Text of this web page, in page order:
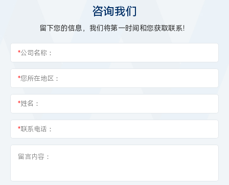
咨询我们
留下您的信息，我们将第一时间和您获取联系！
*公司名称：
*您所在地区：
*姓名：
*联系电话：